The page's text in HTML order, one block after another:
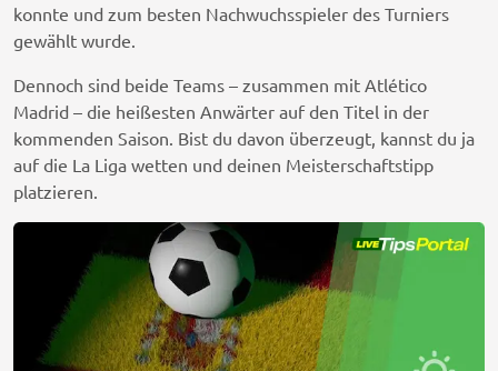
konnte und zum besten Nachwuchsspieler des Turniers
gewählt wurde.
Dennoch sind beide Teams – zusammen mit Atlético
Madrid – die heißesten Anwärter auf den Titel in der
kommenden Saison. Bist du davon überzeugt, kannst du ja
auf die La Liga wetten und deinen Meisterschaftstipp
platzieren.